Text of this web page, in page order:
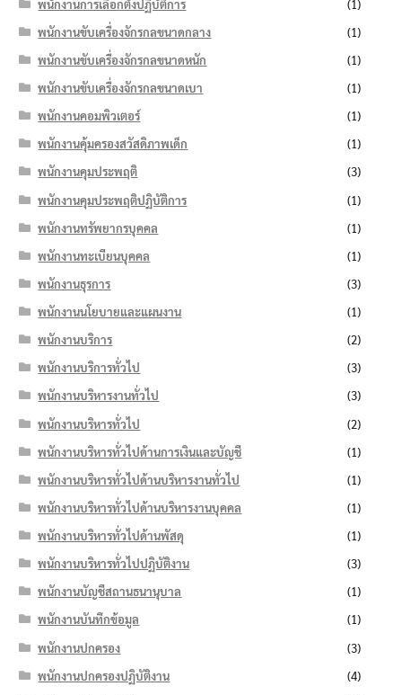
พนักงานการเลือกตั้งปฏิบัติการ
(1)
พนักงานขับเครื่องจักรกลขนาดกลาง
(1)
พนักงานขับเครื่องจักรกลขนาดหนัก
(1)
พนักงานขับเครื่องจักรกลขนาดเบา
(1)
พนักงานคอมพิวเตอร์
(1)
พนักงานคุ้มครองสวัสดิภาพเด็ก
(1)
พนักงานคุมประพฤติ
(3)
พนักงานคุมประพฤติปฏิบัติการ
(1)
พนักงานทรัพยากรบุคคล
(1)
พนักงานทะเบียนบุคคล
(1)
พนักงานธุรการ
(3)
พนักงานนโยบายและแผนงาน
(1)
พนักงานบริการ
(2)
พนักงานบริการทั่วไป
(3)
พนักงานบริหารงานทั่วไป
(3)
พนักงานบริหารทั่วไป
(2)
พนักงานบริหารทั่วไปด้านการเงินและบัญชี
(1)
พนักงานบริหารทั่วไปด้านบริหารงานทั่วไป
(1)
พนักงานบริหารทั่วไปด้านบริหารงานบุคคล
(1)
พนักงานบริหารทั่วไปด้านพัสดุ
(1)
พนักงานบริหารทั่วไปปฏิบัติงาน
(3)
พนักงานบัญชีสถานธนานุบาล
(1)
พนักงานบันทึกข้อมูล
(1)
พนักงานปกครอง
(3)
พนักงานปกครองปฏิบัติงาน
(4)